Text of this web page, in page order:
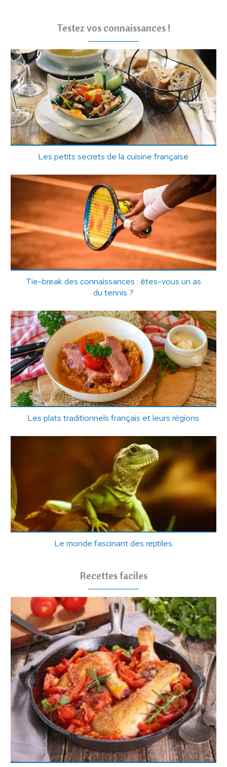
Testez vos connaissances !
Les petits secrets de la cuisine française
Tie-break des connaissances : êtes-vous un as
du tennis ?
Les plats traditionnels français et leurs régions
Le monde fascinant des reptiles
Recettes faciles